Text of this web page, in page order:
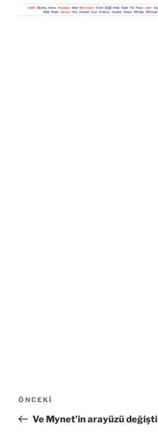
Yazı
Önceki
Yazı
ÖNCEKI
Ve Mynet’in arayüzü değişti